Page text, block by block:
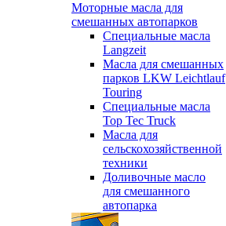
Моторные масла для
смешанных автопарков
Специальные масла
Langzeit
Масла для смешанных
парков LKW Leichtlauf
Touring
Специальные масла
Top Tec Truck
Масла для
сельскохозяйственной
техники
Доливочные масло
для смешанного
автопарка